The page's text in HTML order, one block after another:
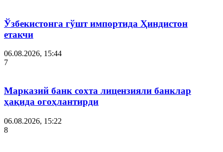
Ўзбекистонга гўшт импортида Ҳиндистон
етакчи
06.08.2026, 15:44
7
Марказий банк сохта лицензияли банклар
ҳақида огоҳлантирди
06.08.2026, 15:22
8